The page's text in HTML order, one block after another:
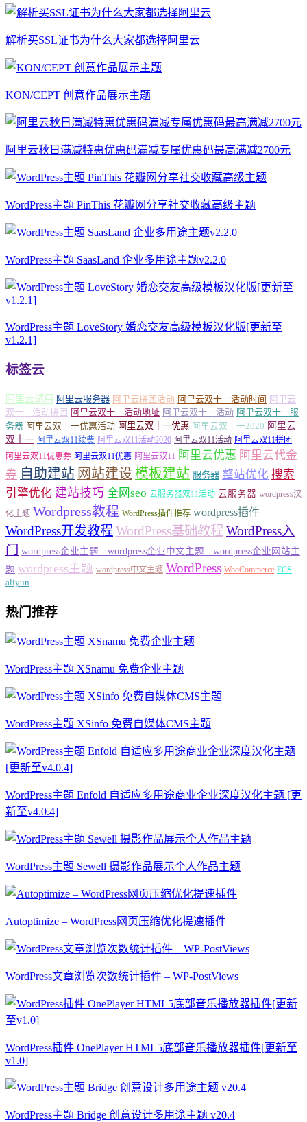
解析买SSL证书为什么大家都选择阿里云
KON/CEPT 创意作品展示主题
阿里云秋日满减特惠优惠码满减专属优惠码最高满减2700元
WordPress主题 PinThis 花瓣网分享社交收藏高级主题
WordPress主题 SaasLand 企业多用途主题v2.2.0
WordPress主题 LoveStory 婚恋交友高级模板汉化版[更新至
v1.2.1]
标签云
阿里云试用 阿里云服务器 阿里云拼团活动 阿里云双十一活动时间 阿里云
双十一活动拼团 阿里云双十一活动地址 阿里云双十一活动 阿里云双十一服
务器 阿里云双十一优惠活动 阿里云双十一优惠 阿里云双十一2020 阿里云
双十一 阿里云双11续费 阿里云双11活动2020 阿里云双11活动 阿里云双11拼团
阿里云双11优惠券 阿里云双11优惠 阿里云双11 阿里云优惠 阿里云代金
券 自助建站 网站建设 模板建站 服务器 整站优化 搜索
引擎优化 建站技巧 全网seo 云服务器双11活动 云服务器 wordpress汉
化主题 Wordpress教程 WordPress插件推荐 wordpress插件
WordPress开发教程WordPress基础教程 WordPress入
门
wordpress企业主题 - wordpress企业中文主题 - wordpress企业网站主
题 wordpress主题 wordpress中文主题 WordPress WooCommerce ECS
aliyun
热门推荐
WordPress主题 XSnamu 免费企业主题
WordPress主题 XSinfo 免费自媒体CMS主题
WordPress主题 Enfold 自适应多用途商业企业深度汉化主题 [更
新至v4.0.4]
WordPress主题 Sewell 摄影作品展示个人作品主题
Autoptimize – WordPress网页压缩优化提速插件
WordPress文章浏览次数统计插件 – WP-PostViews
WordPress插件 OnePlayer HTML5底部音乐播放器插件[更新至
v1.0]
WordPress主题 Bridge 创意设计多用途主题 v20.4